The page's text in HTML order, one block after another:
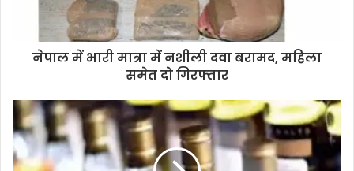
नेपाल में भारी मात्रा में नशीली दवा बरामद, महिला
समेत दो गिरफ्तार